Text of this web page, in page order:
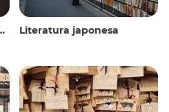
Literatura japonesa